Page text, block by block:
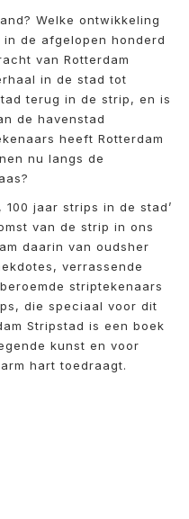
Welke ontwikkeling
de afgelopen honderd
van Rotterdam
in de stad tot
terug in de strip, en is
de havenstad
heeft Rotterdam
nu langs de
100 jaar strips in de stad’
van de strip in ons
daarin van oudsher
verrassende
striptekenaars
die speciaal voor dit
Stripstad is een boek
kunst en voor
hart toedraagt.